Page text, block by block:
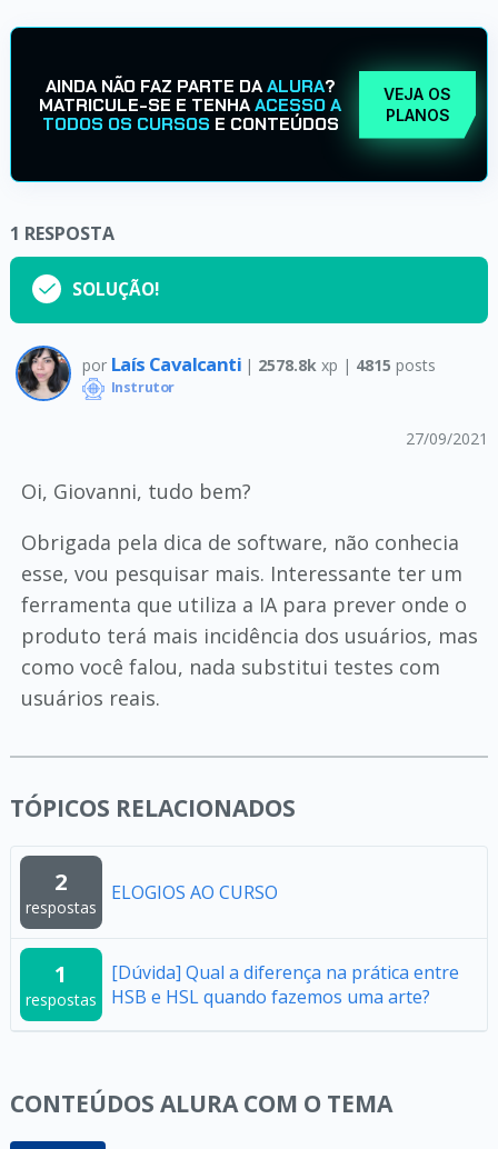
AINDA NÃO FAZ PARTE DAALURA?
MATRICULE-SE E TENHAACESSO A
TODOS OS CURSOS E CONTEÚDOS
VEJA OS
PLANOS
1 RESPOSTA
SOLUÇÃO!
por Laís Cavalcanti | 2578.8k xp | 4815 posts
Instrutor
27/09/2021
Oi, Giovanni, tudo bem?
Obrigada pela dica de software, não conhecia
esse, vou pesquisar mais. Interessante ter um
ferramenta que utiliza a IA para prever onde o
produto terá mais incidência dos usuários, mas
como você falou, nada substitui testes com
usuários reais.
TÓPICOS RELACIONADOS
2
respostas
ELOGIOS AO CURSO
1
respostas
[Dúvida] Qual a diferença na prática entre
HSB e HSL quando fazemos uma arte?
CONTEÚDOS ALURA COM O TEMA